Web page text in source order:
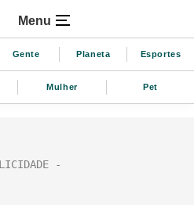
Menu
Gente Planeta Esportes
Mulher Pet